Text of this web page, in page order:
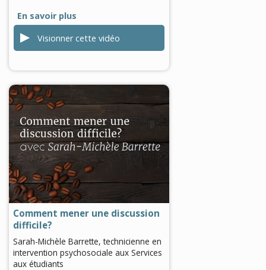
En savoir plus
Visionner cette vidéo
0
seconds
of
0
seconds
Comment mener une discussion
difficile?
Sarah-Michèle Barrette, technicienne en
intervention psychosociale aux Services
aux étudiants